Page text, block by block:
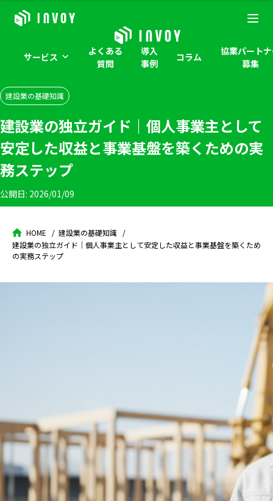
サービス
よくある
質問
導入
事例
コラム
協業パート
募集
建設業の基礎知識
建設業の独立ガイド｜個人事業主として
安定した収益と事業基盤を築くための実
務ステップ
公開日: 2026/01/09
HOME
建設業の基礎知識
建設業の独立ガイド｜個人事業主として安定した収益と事業基盤を築くため
の実務ステップ